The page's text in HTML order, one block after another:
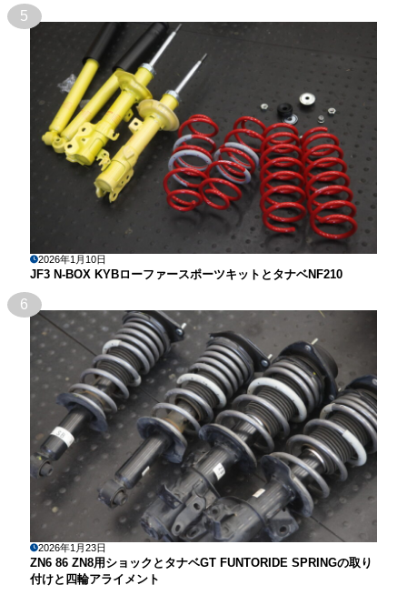
5
2026年1月10日
JF3 N-BOX KYBローファースポーツキットとタナベNF210
6
2026年1月23日
ZN6 86 ZN8用ショックとタナベGT FUNTORIDE SPRINGの取り
付けと四輪アライメント